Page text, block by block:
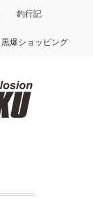
釣行記
黒爆ショッピング